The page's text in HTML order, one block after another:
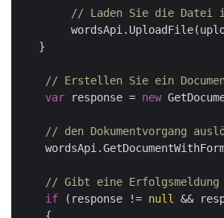
// Laden Sie die Datei
   }
// Erstellen Sie ein
var response = new
// den Dokumentvorgang
// Gibt eine
if (response != null &&